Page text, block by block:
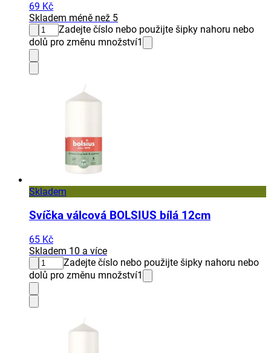
69 Kč
Skladem méně než 5
Zadejte číslo nebo použijte šipky nahoru nebo
dolů pro změnu množství1
Skladem
Svíčka válcová BOLSIUS bílá 12cm
65 Kč
Skladem 10 a více
Zadejte číslo nebo použijte šipky nahoru nebo
dolů pro změnu množství1